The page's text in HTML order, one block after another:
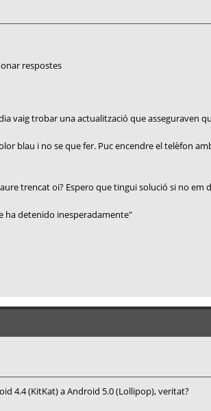
respostes
vaig trobar una actualització que asseguraven
blau i no se que fer. Puc encendre el telèfon
trencat oi? Espero que tingui solució si no em
ha detenido inesperadamente"
4.4 (KitKat) a Android 5.0 (Lollipop), veritat?